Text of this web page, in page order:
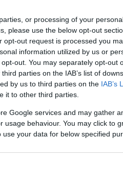
or processing of your
please use the below opt-out
opt-out request is processed you
information utilized by us or
out. You may separately opt-out
parties on the IAB’s list of
by us to third parties on the IAB’s
it to other third parties.
Google services and may gather
usage behaviour. You may click to
your data for below specified